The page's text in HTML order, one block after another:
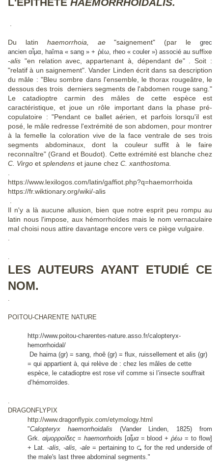
L'ÉPITHÈTE HAEMORRHOIDALIS.
Du latin haemorrhoia, ae"saignement" (par le grec
ancienαἷμα, haîma « sang » + ῥέω, rheo« couler ») associé ausuffixe
-alis "en relation avec, appartenant à, dépendant de" . Soit :
"relatif à un saignement". Vander Linden écrit dans sa description
du mâle : "Bleu sombre dans l'ensemble, le thorax rougeâtre, le
dessous des trois derniers segments de l'abdomen rouge sang."
Le catadioptre carmin des mâles de cette espèce est
caractéristique, et joue un rôle important dans la phase pré-
copulatoire : "Pendant ce ballet aérien, et parfois lorsqu'il est
posé, le mâle redresse l'extrémité de son abdomen, pour montrer
à la femelle la coloration vive de la face ventrale de ses trois
segments abdominaux, dont la couleur suffit à le faire
reconnaître" (Grand et Boudot). Cette extrémité est blanche chez
C. Virgo et splendens et jaune chez C. xanthostoma.
https://www.lexilogos.com/latin/gaffiot.php?q=haemorrhoida
https://fr.wiktionary.org/wiki/-alis
Il n'y a là aucune allusion, bien que notre esprit peu rompu au
latin nous l'impose, aux hémorrhoïdes mais le nom vernaculaire
mal choisi nous attire davantage encore vers ce piège vulgaire.
.
LES AUTEURS AYANT ETUDIÉ CE
NOM.
.
POITOU-CHARENTE NATURE
http://www.poitou-charentes-nature.asso.fr/calopteryx-
hemorrhoidal/
De haima (gr) = sang, rhoê (gr) = flux, ruissellement et alis (gr)
= qui appartient à, qui relève de : chez les mâles de cette
espèce, le catadioptre est rose vif comme si l’insecte souffrait
d’hémorroïdes.
.
DRAGONFLYPIX
http://www.dragonflypix.com/etymology.html
"Calopteryx haemorrhoidalis (Vander Linden, 1825) from
Grk. αἱμορροίδες= haemorrhoids [αἷμα = blood +ῥέω= to flow]
+ Lat. -alis, -alis, -ale = pertaining to ⮎ for the red underside of
the male's last three abdominal segments."